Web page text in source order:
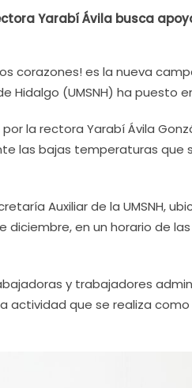
Yarabí Ávila busca
corazones! es la nueva
Hidalgo (UMSNH) ha puesto
la rectora Yarabí Ávila
las bajas temperaturas que
Auxiliar de la UMSNH,
en un horario de las
y trabajadores
actividad que se realiza